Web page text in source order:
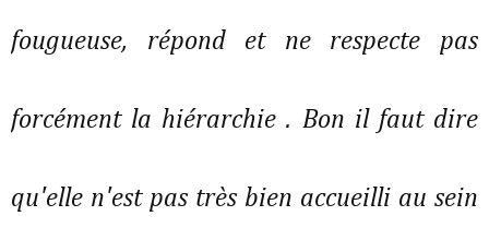
fougueuse, répond et ne respecte pas
forcément la hiérarchie . Bon il faut dire
qu'elle n'est pas très bien accueilli au sein